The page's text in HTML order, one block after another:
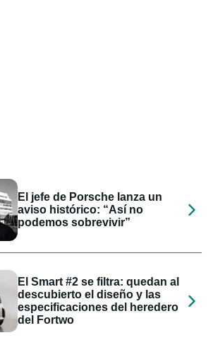
El jefe de Porsche lanza un
aviso histórico: “Así no
podemos sobrevivir”
El Smart #2 se filtra: quedan al
descubierto el diseño y las
especificaciones del heredero
del Fortwo